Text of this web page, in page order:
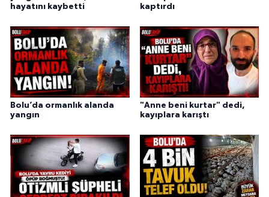
hayatını kaybetti
kaptırdı
Bolu’da ormanlık alanda
yangın
"Anne beni kurtar" dedi,
kayıplara karıştı